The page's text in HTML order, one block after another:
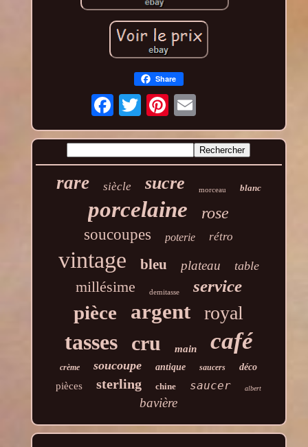
Share
rare siècle sucre morceau blanc
porcelaine rose
soucoupes poterie rétro
vintage bleu plateau table
millésime demitasse service
pièce argent royal
tasses cru main café
crème soucoupe antique saucers déco
pièces sterling chine saucer albert
bavière